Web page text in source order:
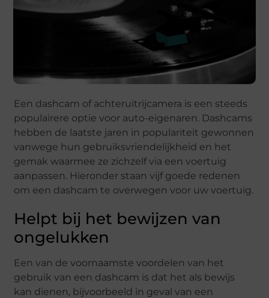
Een dashcam of achteruitrijcamera is een steeds
populairere optie voor auto-eigenaren. Dashcams
hebben de laatste jaren in populariteit gewonnen
vanwege hun gebruiksvriendelijkheid en het
gemak waarmee ze zichzelf via een voertuig
aanpassen. Hieronder staan vijf goede redenen
om een dashcam te overwegen voor uw voertuig.
Helpt bij het bewijzen van
ongelukken
Een van de voornaamste voordelen van het
gebruik van een dashcam is dat het als bewijs
kan dienen, bijvoorbeeld in geval van een